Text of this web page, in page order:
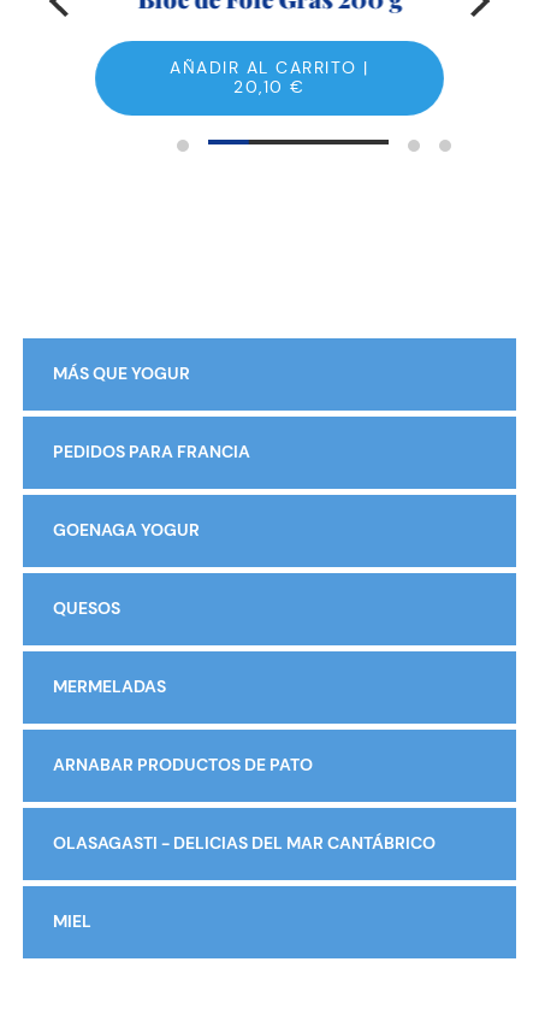
AÑADIR AL CARRITO |
20,10€
MÁS QUE YOGUR
PEDIDOS PARA FRANCIA
GOENAGA YOGUR
QUESOS
MERMELADAS
ARNABAR PRODUCTOS DE PATO
OLASAGASTI - DELICIAS DEL MAR CANTÁBRICO
MIEL